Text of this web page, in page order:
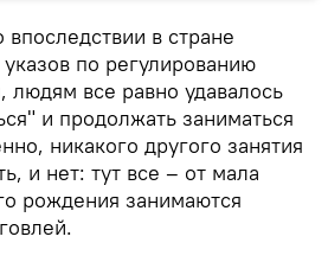
в стране
по регулированию
все равно удавалось
и продолжать заниматься
никакого другого занятия
и нет: тут все – от мала
рождения занимаются